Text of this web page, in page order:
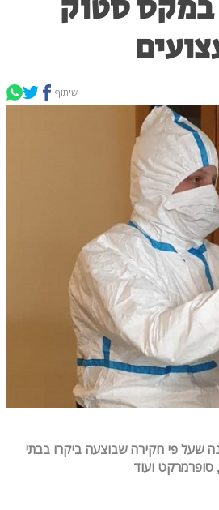
שיתוף
שעל פי חקירה שבוצעה ביקרו בבתי
סופרמרקט ועוד